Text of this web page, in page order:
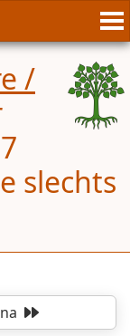
/
slechts